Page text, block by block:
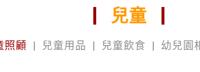
兒童
照顧 | 兒童用品 | 兒童飲食 | 幼兒園